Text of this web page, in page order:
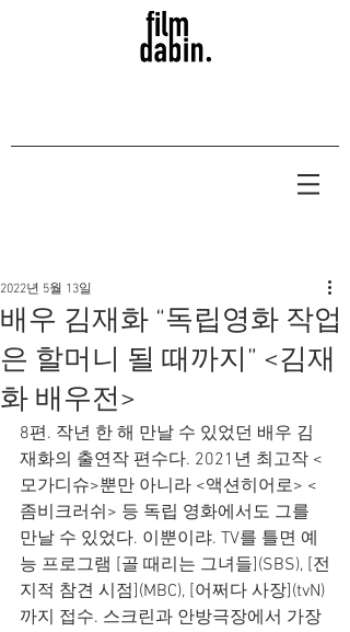
배우 김재화 “독립영화 작업
은 할머니 될 때까지” <김재
화 배우전>
2022년 5월 13일
8편. 작년 한 해 만날 수 있었던 배우 김
재화의 출연작 편수다. 2021년 최고작 <
모가디슈>뿐만 아니라 <액션히어로> <
좀비크러쉬> 등 독립 영화에서도 그를
만날 수 있었다. 이뿐이랴. TV를 틀면 예
능 프로그램 [골 때리는 그녀들](SBS), [전
지적 참견 시점](MBC), [어쩌다 사장](tvN)
까지 접수. 스크린과 안방극장에서 가장